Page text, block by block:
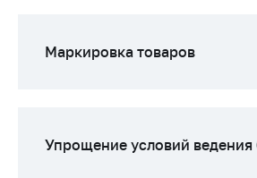
Маркировка товаров
Упрощение условий ведения